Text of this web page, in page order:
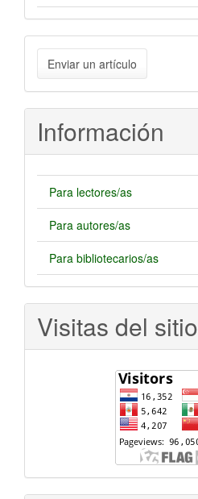
Enviar
un
artículo
Enviar un artículo
Información
Para lectores/as
Para autores/as
Para bibliotecarios/as
Visitas del sitio